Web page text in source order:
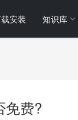
安装 知识库
免费?